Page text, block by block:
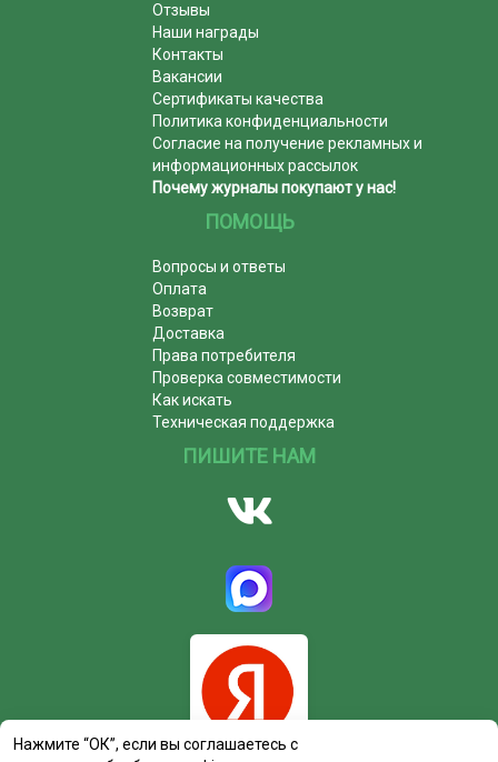
Отзывы
Наши награды
Контакты
Вакансии
Сертификаты качества
Политика конфиденциальности
Согласие на получение рекламных и
информационных рассылок
Почему журналы покупают у нас!
ПОМОЩЬ
Вопросы и ответы
Оплата
Возврат
Доставка
Права потребителя
Проверка совместимости
Как искать
Техническая поддержка
ПИШИТЕ НАМ
Нажмите “ОК”, если вы соглашаетесь с